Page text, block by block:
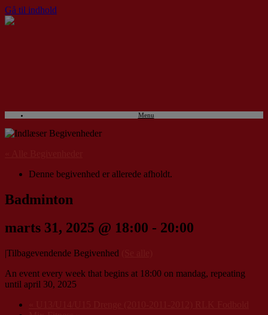
Gå til indhold
Menu
Denne begivenhed er allerede afholdt.
Badminton
marts 31, 2025 @ 18:00 - 20:00
|Tilbagevendende Begivenhed
An event every week that begins at 18:00 on mandag, repeating
until april 30, 2025